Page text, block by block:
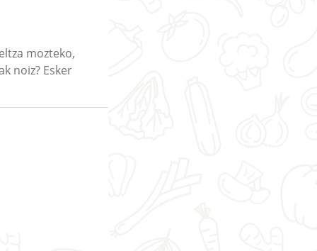
mozteko,
noiz? Esker